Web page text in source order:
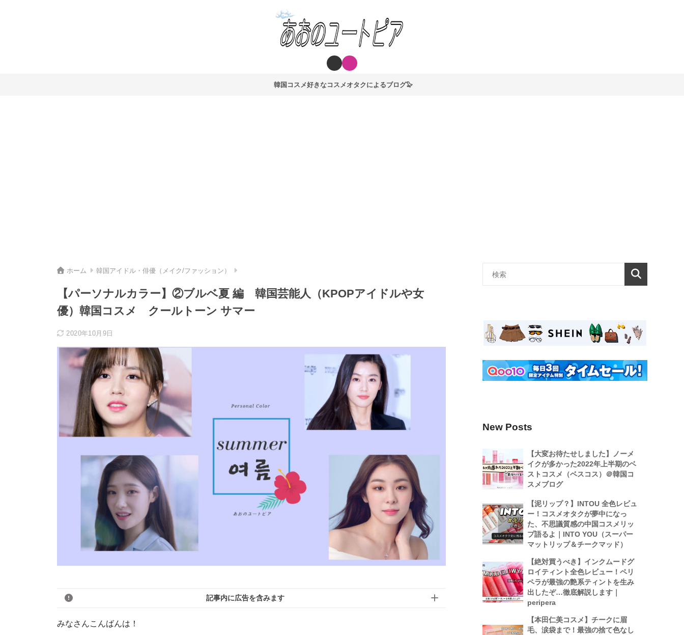
韓国コスメ好きなコスメオタクによるブログ🦭
ホーム 韓国アイドル・俳優（メイク/ファッション）
【パーソナルカラー】②ブルベ夏 編 韓国芸能人（KPOPアイドルや女
優）韓国コスメ クールトーン サマー
2020年10月9日
記事内に広告を含みます
みなさんこんばんは！
New Posts
【大変お待たせしました】ノーメ
イクが多かった2022年上半期のベ
ストコスメ（ベスコス）＠韓国コ
スメブログ
【泥リップ？】INTOU 全色レビュ
ー！コスメオタクが夢中になっ
た、不思議質感の中国コスメリッ
プ語るよ｜INTO YOU（スーパー
マットリップ＆チークマッド）
【絶対買うべき】インクムードグ
ロイティント全色レビュー！ペリ
ペラが最強の艶系ティントを生み
出したぞ…徹底解説します｜
peripera
【本田仁美コスメ】チークに眉
毛、涙袋まで！最強の捨て色なし